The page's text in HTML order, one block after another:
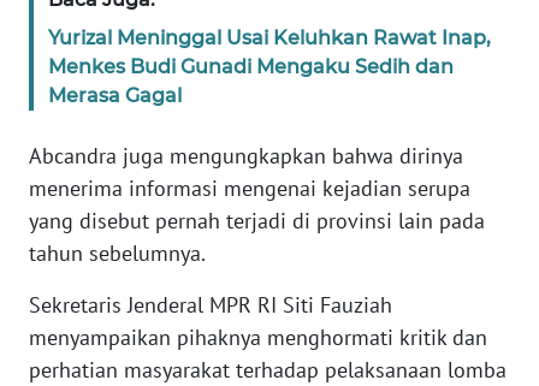
Yurizal Meninggal Usai Keluhkan Rawat Inap,
Menkes Budi Gunadi Mengaku Sedih dan
Merasa Gagal
Abcandra juga mengungkapkan bahwa dirinya
menerima informasi mengenai kejadian serupa
yang disebut pernah terjadi di provinsi lain pada
tahun sebelumnya.
Sekretaris Jenderal MPR RI Siti Fauziah
menyampaikan pihaknya menghormati kritik dan
perhatian masyarakat terhadap pelaksanaan lomba
WN
JABAR
WN
BANTEN
WN
NTT
WN
KEPRI